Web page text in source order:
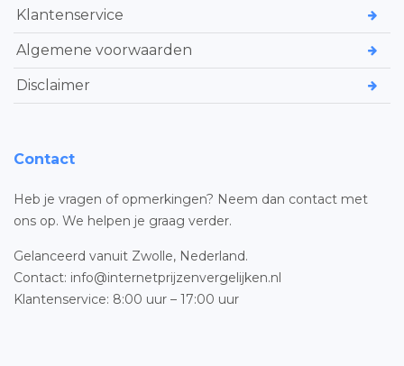
Klantenservice
Algemene voorwaarden
Disclaimer
Contact
Heb je vragen of opmerkingen? Neem dan contact met
ons op. We helpen je graag verder.
Gelanceerd vanuit Zwolle, Nederland.
Contact: info@internetprijzenvergelijken.nl
Klantenservice: 8:00 uur – 17:00 uur